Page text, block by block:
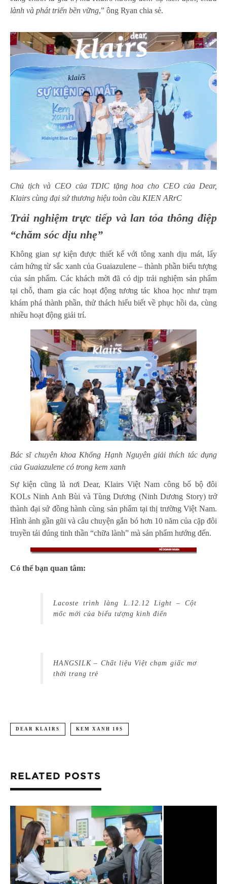
lành và phát triển bền vững,” ông Ryan chia sẻ.
Chủ tịch và CEO của TDIC tặng hoa cho CEO của Dear,
Klairs cùng đại sứ thương hiệu toàn cầu KIEN ARrC
Trải nghiệm trực tiếp và lan tỏa thông điệp
“chăm sóc dịu nhẹ”
Không gian sự kiện được thiết kế với tông xanh dịu mát, lấy
cảm hứng từ sắc xanh của Guaiazulene – thành phần biểu tượng
của sản phẩm. Các khách mời đã có dịp trải nghiệm sản phẩm
tại chỗ, tham gia các hoạt động tương tác khoa học như trạm
khám phá thành phần, thử thách hiểu biết về phục hồi da, cùng
nhiều hoạt động giải trí.
Bác sĩ chuyên khoa Khổng Hạnh Nguyên giải thích tác dụng
của Guaiazulene có trong kem xanh
Sự kiện cũng là nơi Dear, Klairs Việt Nam công bố bộ đôi
KOLs Ninh Anh Bùi và Tùng Dương (Ninh Dương Story) trở
thành đại sứ đồng hành cùng sản phẩm tại thị trường Việt Nam.
Hình ảnh gần gũi và câu chuyện gắn bó hơn 10 năm của cặp đôi
truyền tải đúng tinh thần “chữa lành” mà sản phẩm hướng đến.
Có thể bạn quan tâm:
Lacoste trình làng L.12.12 Light – Cột
mốc mới của biểu tượng kinh điển
HANGSILK – Chất liệu Việt chạm giấc mơ
thời trang trẻ
DEAR KLAIRS KEM XANH 10S
RELATED POSTS